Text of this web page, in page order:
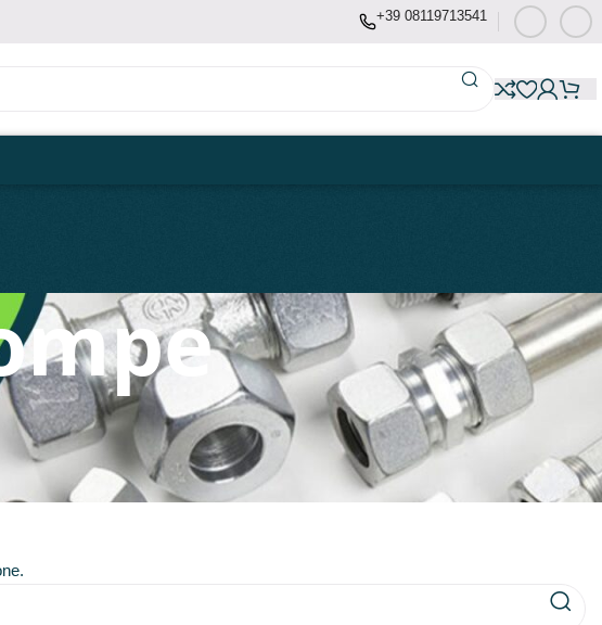
+39 08119713541